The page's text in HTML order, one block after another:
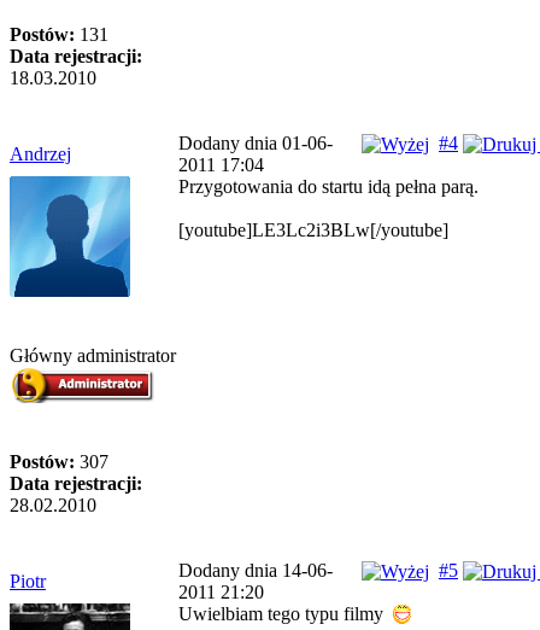
Postów: 131
Data rejestracji:
18.03.2010
Andrzej
#4
Dodany dnia 01-06-
2011 17:04
Główny administrator
Postów: 307
Data rejestracji:
28.02.2010
Przygotowania do startu idą pełna parą.
[youtube]LE3Lc2i3BLw[/youtube]
Piotr
#5
Dodany dnia 14-06-
2011 21:20
Uwielbiam tego typu filmy